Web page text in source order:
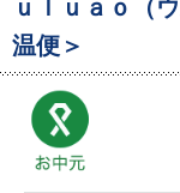
ｕｌｕａｏ（
温便＞